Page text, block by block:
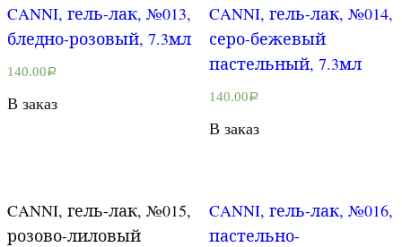
CANNI, гель-лак, №013,
бледно-розовый, 7.3мл
140.00Р
В заказ
CANNI, гель-лак, №014,
серо-бежевый
пастельный, 7.3мл
140.00Р
В заказ
CANNI, гель-лак, №015,
розово-лиловый
CANNI, гель-лак, №016,
пастельно-